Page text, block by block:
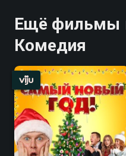
Ещё фильмы
Комедия